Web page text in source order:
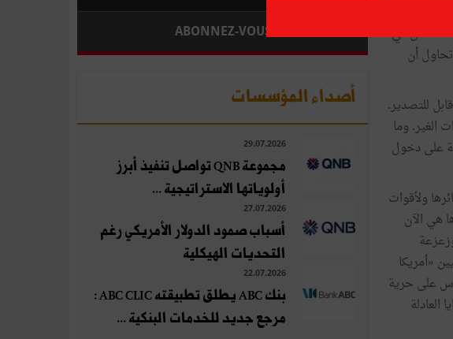
والأخــذ
لا تعكس في
أن
للتصدير.
الغير. وما
على دخول
ولأقوات
هي الآن
«أمريكا
على حرية
ABONNEZ-VOUS
أصداء المؤسسات
29.07.2026
مجموعة QNB تواصل تنفيذ أبرز
أولوياتها الاستراتيجية ...
27.07.2026
أسباب صمود الدولار الأمريكي رغم
التحديات الهيكلية
22.07.2026
بنك ABC يطلق تطبيقته ABC CLIC :
مرجع جديد للخدمات البنكية ...